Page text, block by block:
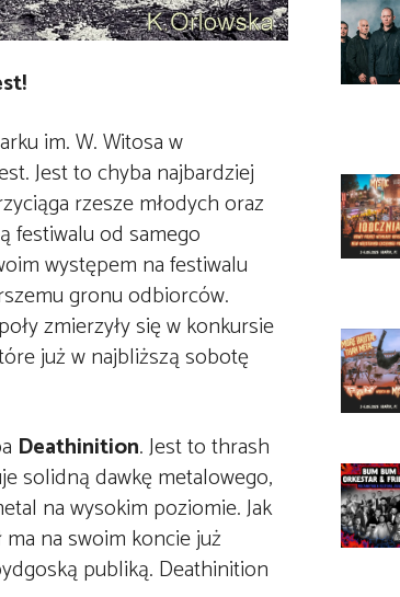
im. W. Witosa w
Jest to chyba najbardziej
rzesze młodych oraz
festiwalu od samego
występem na festiwalu
gronu odbiorców.
zmierzyły się w konkursie
już w najbliższą sobotę
Deathinition. Jest to thrash
solidną dawkę metalowego,
na wysokim poziomie. Jak
na swoim koncie już
publiką. Deathinition